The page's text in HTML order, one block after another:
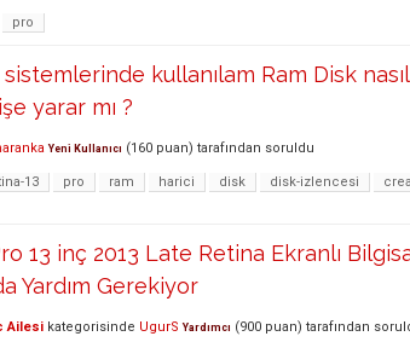
pro
kullanılam Ram Disk nasıl
yarar mı ?
Yeni Kullanıcı (160 puan) tarafından soruldu
13 pro ram harici disk disk-izlencesi
13 inç 2013 Late Retina Ekranlı
Yardım Gerekiyor
Ailesi kategorisinde UgurS Yardımcı (900 puan) tarafından